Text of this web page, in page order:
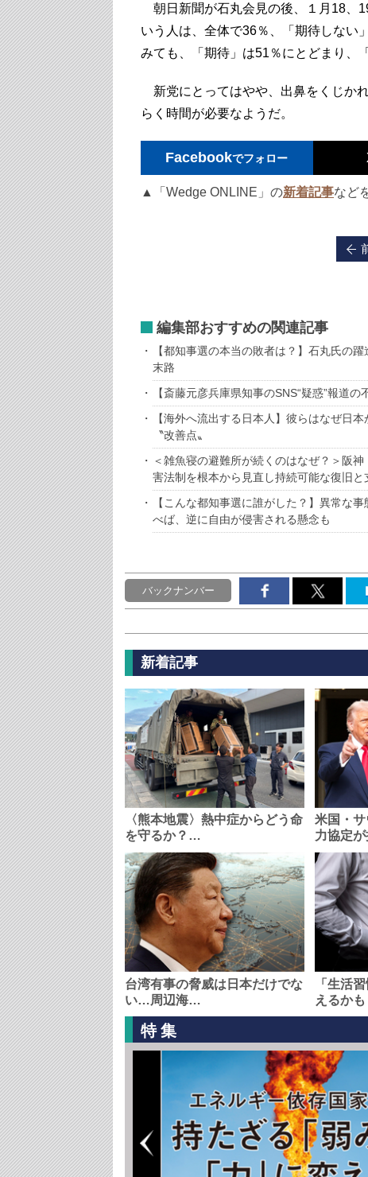
朝日新聞が石丸会見の後、１月18、
いう人は、全体で36％、「期待しない
みても、「期待」は51％にとどまり、
新党にとってはやや、出鼻をくじか
らく時間が必要なようだ。
Facebookでフォロー
▲「Wedge ONLINE」の新着記事など
編集部おすすめの関連記事
【都知事選の本当の敗者は？】石丸氏の
末路
【斎藤元彦兵庫県知事のSNS“疑惑”報道
【海外へ流出する日本人】彼らはなぜ日
〝改善点〟
＜雑魚寝の避難所が続くのはなぜ？＞阪
害法制を根本から見直し持続可能な復旧と
【こんな都知事選に誰がした？】異常な
べば、逆に自由が侵害される懸念も
バックナンバー
新着記事
〈熊本地震〉熱中症からどう命
を守るか？…
米国・
力協定
台湾有事の脅威は日本だけでな
い…周辺海…
「生活
えるか
特集